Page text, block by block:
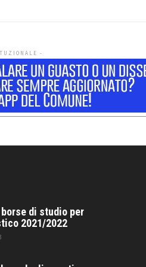
-
di studio per
2021/2022